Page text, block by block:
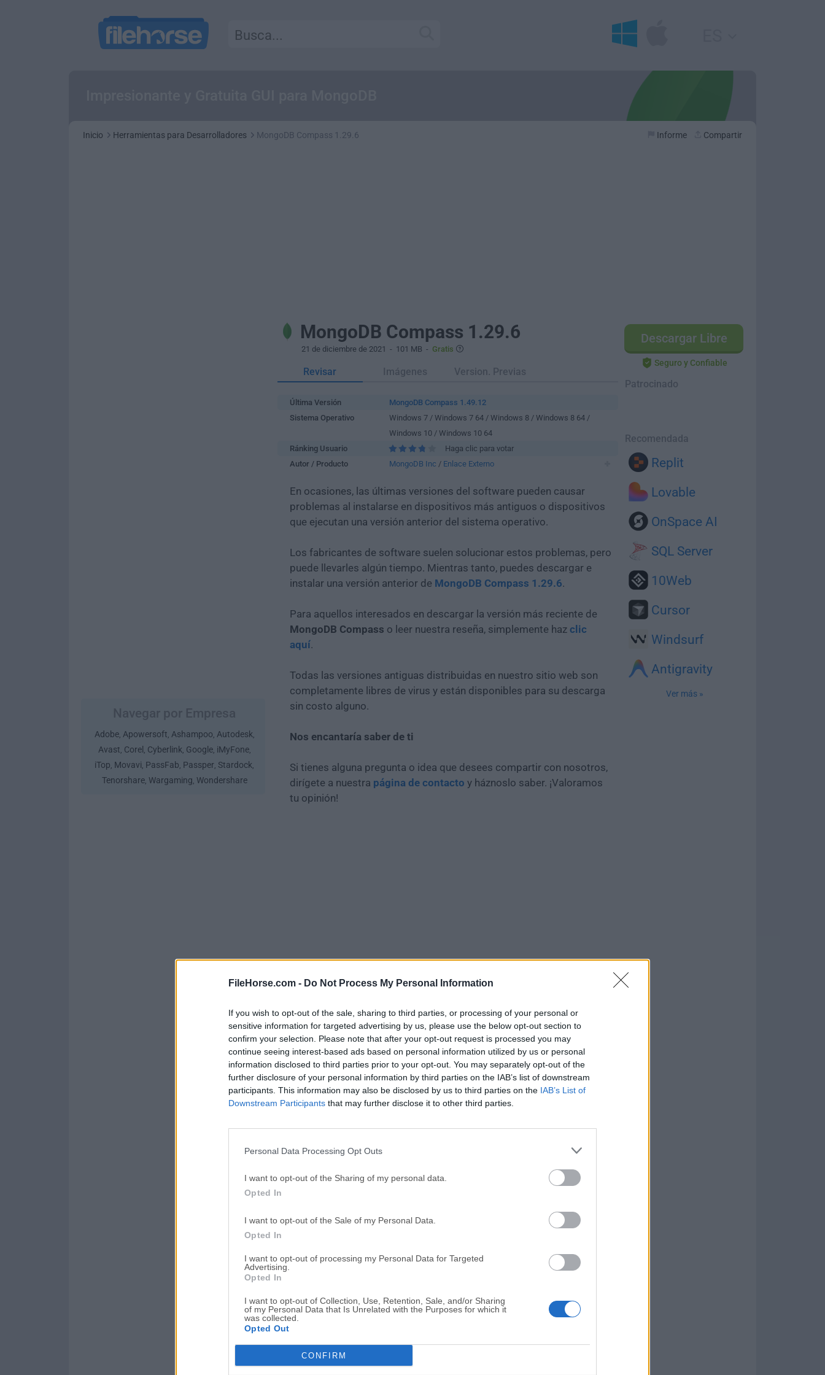
FileHorse.com - Do Not Process My Personal Information
If you wish to opt-out of the sale, sharing to third parties, or processing of your personal or
sensitive information for targeted advertising by us, please use the below opt-out section to
confirm your selection. Please note that after your opt-out request is processed you may
continue seeing interest-based ads based on personal information utilized by us or personal
information disclosed to third parties prior to your opt-out. You may separately opt-out of the
further disclosure of your personal information by third parties on the IAB’s list of downstream
participants. This information may also be disclosed by us to third parties on the IAB’s List of
Downstream Participants that may further disclose it to other third parties.
Personal Data Processing Opt Outs
I want to opt-out of the Sharing of my personal data.
Opted In
I want to opt-out of the Sale of my Personal Data.
Opted In
I want to opt-out of processing my Personal Data for Targeted
Advertising.
Opted In
I want to opt-out of Collection, Use, Retention, Sale, and/or Sharing
of my Personal Data that Is Unrelated with the Purposes for which it
was collected.
Opted Out
CONFIRM
Inicio Herramientas para Desarrolladores MongoDB Compass 1.29.6 Informe Compartir
Adobe, Apowersoft, Ashampoo, Autodesk,
Avast, Corel , Cyberlink, Google, iMyFone,
iTop, Movavi, PassFab, Passper, Stardock,
Tenorshare, Wargaming, Wondershare
Descargar Libre
Seguro y Confiable
Patrocinado
Recomendada
Replit
Lovable
OnSpace AI
SQL Server
10Web
Cursor
Windsurf
Antigravity
Ver más »
MongoDB Compass 1.29.6
21 de diciembre de 2021 - 101 MB - Gratis
Revisar Imágenes Version. Previas
Última Versión
MongoDB Compass 1.49.12
Sistema Operativo
Windows 7 / Windows 7 64 / Windows 8 / Windows 8 64 /
Windows 10 / Windows 10 64
Ránking Usuario
Haga clic para votar
Autor / Producto
MongoDB Inc / Enlace Externo
En ocasiones, las últimas versiones del software pueden causar
problemas al instalarse en dispositivos más antiguos o dispositivos
que ejecutan una versión anterior del sistema operativo.
Los fabricantes de software suelen solucionar estos problemas, pero
puede llevarles algún tiempo. Mientras tanto, puedes descargar e
instalar una versión anterior de MongoDB Compass 1.29.6.
Para aquellos interesados en descargar la versión más reciente de
MongoDB Compass o leer nuestra reseña, simplemente haz clic
aquí.
Todas las versiones antiguas distribuidas en nuestro sitio web son
completamente libres de virus y están disponibles para su descarga
sin costo alguno.
Nos encantaría saber de ti
Si tienes alguna pregunta o idea que desees compartir con nosotros,
dirígete a nuestra página de contacto y háznoslo saber. ¡Valoramos
tu opinión!
¿Por qué se publica esta aplicación en Filehorse? (Más información
Imágenes
Top Descargas
Opera
Photoshop
GTA 6 CapCut
PC Repair
PC Repair Tool 2026
Hero Wars
Hero Wars - Online Action Game
TradingView
TradingView - Trusted by 100 Million Traders
Halo: Campaign